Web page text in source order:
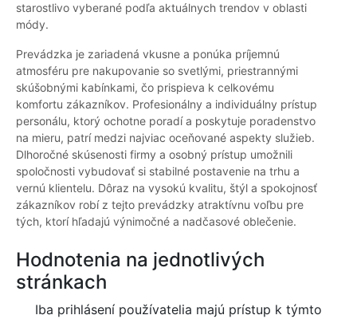
starostlivo vyberané podľa aktuálnych trendov v oblasti
módy.
Prevádzka je zariadená vkusne a ponúka príjemnú
atmosféru pre nakupovanie so svetlými, priestrannými
skúšobnými kabínkami, čo prispieva k celkovému
komfortu zákazníkov. Profesionálny a individuálny prístup
personálu, ktorý ochotne poradí a poskytuje poradenstvo
na mieru, patrí medzi najviac oceňované aspekty služieb.
Dlhoročné skúsenosti firmy a osobný prístup umožnili
spoločnosti vybudovať si stabilné postavenie na trhu a
vernú klientelu. Dôraz na vysokú kvalitu, štýl a spokojnosť
zákazníkov robí z tejto prevádzky atraktívnu voľbu pre
tých, ktorí hľadajú výnimočné a nadčasové oblečenie.
Hodnotenia na jednotlivých
stránkach
Iba prihlásení používatelia majú prístup k týmto